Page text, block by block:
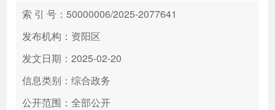
政务服务
高效办成一件事
索 引 号：50000006/2025-2077641
发布机构：资阳区
发文日期：2025-02-20
信息类别：综合政务
公开范围：全部公开